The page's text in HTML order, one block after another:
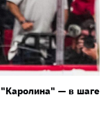
"Каролина" — в шаге